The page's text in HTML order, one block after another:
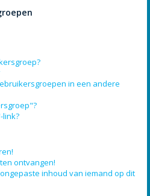
in een andere
link?
ontvangen!
inhoud van iemand op dit